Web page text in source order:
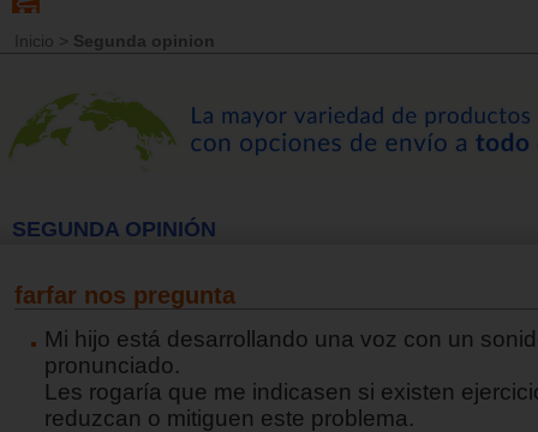
Inicio > Segunda opinion
SEGUNDA OPINIÓN
farfar nos pregunta
Mi hijo está desarrollando una voz con un
pronunciado.
Les rogaría que me indicasen si existen
reduzcan o mitiguen este problema.